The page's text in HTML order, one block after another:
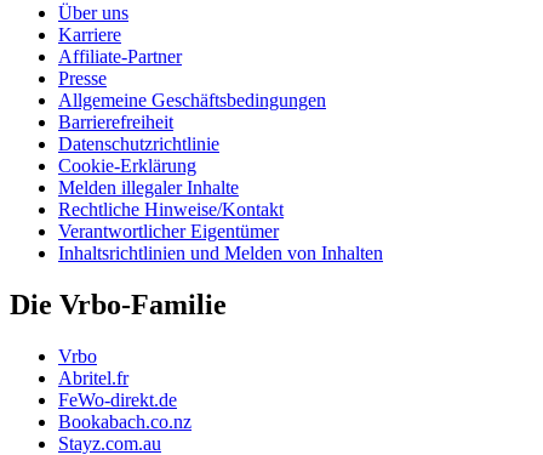
Über uns
Karriere
Affiliate-Partner
Presse
Allgemeine Geschäftsbedingungen
Barrierefreiheit
Datenschutzrichtlinie
Cookie-Erklärung
Melden illegaler Inhalte
Rechtliche Hinweise/Kontakt
Verantwortlicher Eigentümer
Inhaltsrichtlinien und Melden von Inhalten
Die Vrbo-Familie
Vrbo
Abritel.fr
FeWo-direkt.de
Bookabach.co.nz
Stayz.com.au